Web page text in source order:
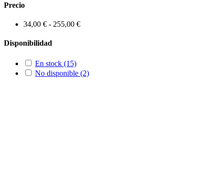
Precio
34,00 € - 255,00 €
Disponibilidad
En stock (15)
No disponible (2)